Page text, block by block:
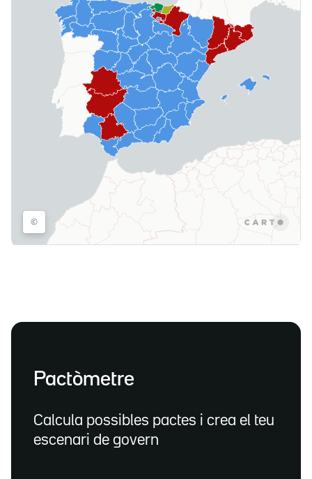
Pactòmetre
Calcula possibles pactes i crea el teu
escenari de govern